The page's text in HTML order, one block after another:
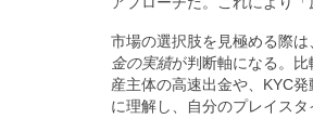
市場の選択肢を見極める際
金の実績が判断軸になる。比
産主体の高速出金や、KYC
に理解し、自分のプレイスタ